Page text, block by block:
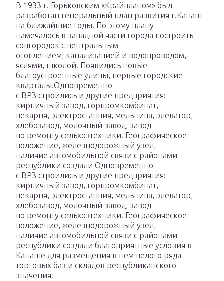
В 1933 г. Горьковским «Крайпланом» был
разработан генеральный план развития г.Канаш
на ближайшие годы. По этому плану
намечалось в западной части города построить
соцгородок с центральным
отоплением, канализацией и водопроводом,
яслями, школой. Появились новые
благоустроенные улицы, первые городские
кварталы.Одновременно
с ВРЗ строились и другие предприятия:
кирпичный завод, горпромкомбинат,
пекарня, электростанция, мельница, элеватор,
хлебозавод, молочный завод, завод
по ремонту сельхозтехники. Географическое
положение, железнодорожный узел,
наличие автомобильной связи с районами
республики создали Одновременно
с ВРЗ строились и другие предприятия:
кирпичный завод, горпромкомбинат,
пекарня, электростанция, мельница, элеватор,
хлебозавод, молочный завод, завод
по ремонту сельхозтехники. Географическое
положение, железнодорожный узел,
наличие автомобильной связи с районами
республики создали благоприятные условия в
Канаше для размещения в нем целого ряда
торговых баз и складов республиканского
значения.